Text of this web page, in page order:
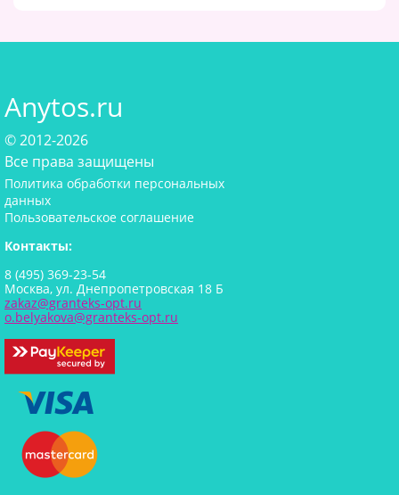
Anytos.ru
© 2012-2026
Все права защищены
Политика обработки персональных
данных
Пользовательское соглашение
Контакты:
8 (495) 369-23-54
Москва, ул. Днепропетровская 18 Б
zakaz@granteks-opt.ru
o.belyakova@granteks-opt.ru